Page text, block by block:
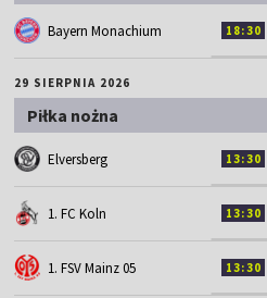
Bayern Monachium 18:30
29 SIERPNIA 2026
Piłka nożna
Elversberg 13:30
1. FC Koln 13:30
1. FSV Mainz 05 13:30